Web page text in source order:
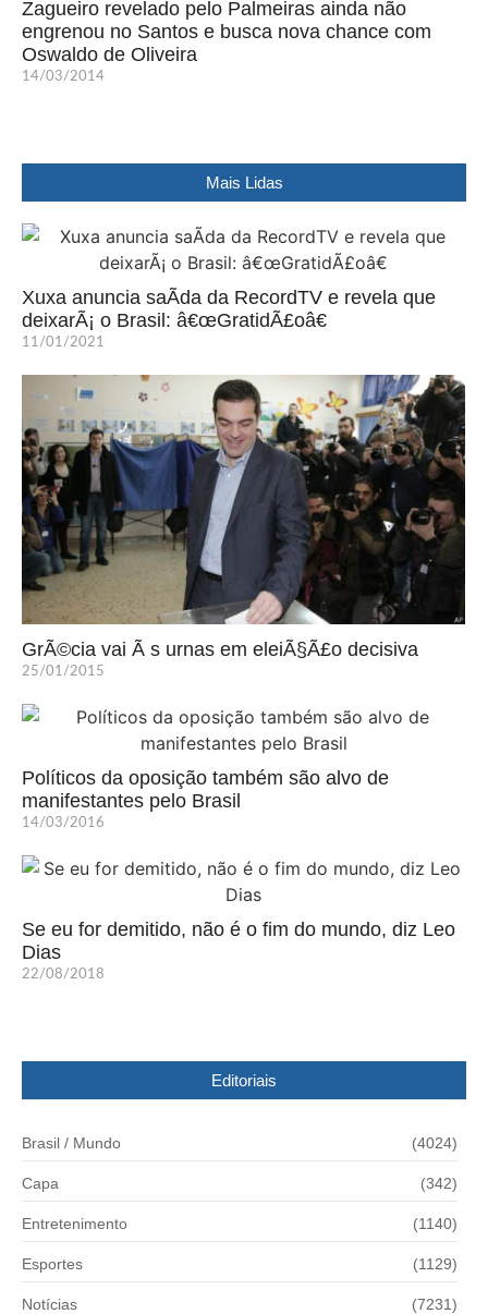
Zagueiro revelado pelo Palmeiras ainda não
engrenou no Santos e busca nova chance com
Oswaldo de Oliveira
14/03/2014
Mais Lidas
Xuxa anuncia saÃ­da da RecordTV e revela que
deixarÃ¡ o Brasil: â€œGratidÃ£oâ€
11/01/2021
GrÃ©cia vai Ã s urnas em eleiÃ§Ã£o decisiva
25/01/2015
Políticos da oposição também são alvo de
manifestantes pelo Brasil
14/03/2016
Se eu for demitido, não é o fim do mundo, diz Leo
Dias
22/08/2018
Editoriais
Brasil / Mundo (4024)
Capa (342)
Entretenimento (1140)
Esportes (1129)
Notícias (7231)